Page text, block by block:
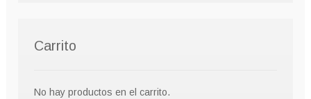
Carrito
No hay productos en el carrito.